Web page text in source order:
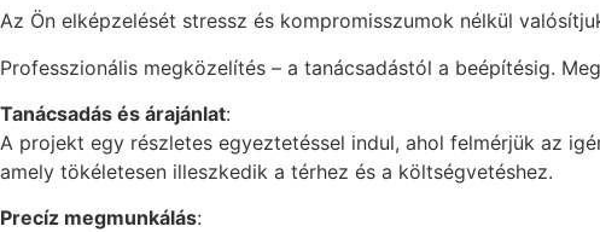
Az Ön elképzelését stressz és kompromisszumok nélkül
Professzionális megközelítés – a tanácsadástól a beépítésig.
Tanácsadás és árajánlat:
A projekt egy részletes egyeztetéssel indul, ahol felmérjük az
amely tökéletesen illeszkedik a térhez és a költségvetéshez.
Precíz megmunkálás: